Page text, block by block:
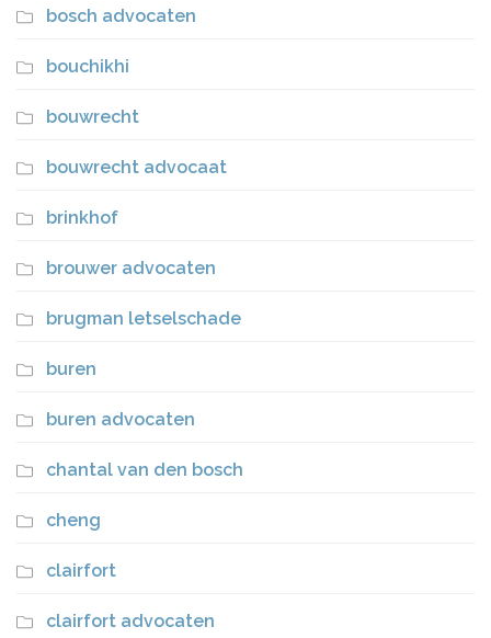
bosch advocaten
bouchikhi
bouwrecht
bouwrecht advocaat
brinkhof
brouwer advocaten
brugman letselschade
buren
buren advocaten
chantal van den bosch
cheng
clairfort
clairfort advocaten